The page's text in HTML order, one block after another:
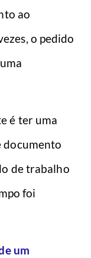
ao
o pedido
é ter uma
documento
de trabalho
foi
um